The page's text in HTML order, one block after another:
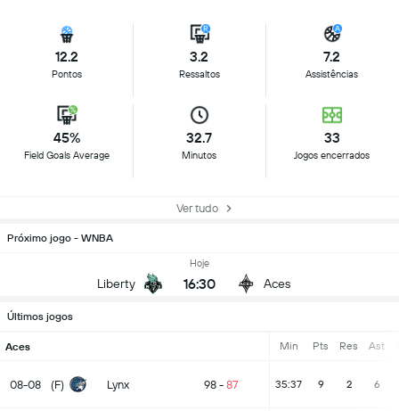
12.2
Pontos
3.2
Ressaltos
7.2
Assistências
45%
Field Goals Average
32.7
Minutos
33
Jogos encerrados
Ver tudo
Próximo jogo - WNBA
Liberty
Hoje
16:30 Aces
Últimos jogos
Aces Min Pts Res Ast
08-08 (F) Lynx 98 - 87 35:37 9 2 6